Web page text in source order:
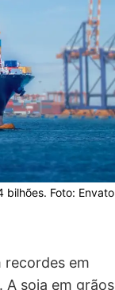
bilhões. Foto: Envato
recordes em
A soja em grãos